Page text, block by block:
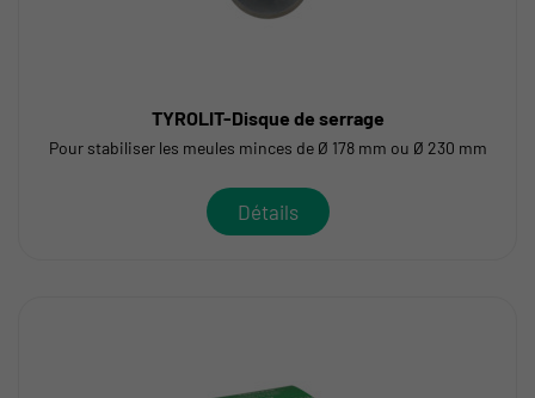
TYROLIT-Disque de serrage
Pour stabiliser les meules minces de Ø 178 mm ou Ø 230 mm
Détails